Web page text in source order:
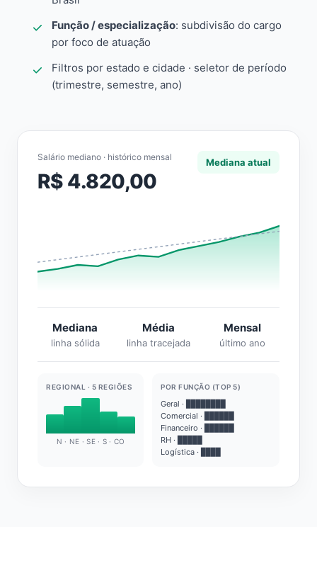
Função / especialização: subdivisão do cargo
por foco de atuação
Filtros por estado e cidade · seletor de período
(trimestre, semestre, ano)
Salário mediano · histórico mensal
R$ 4.820,00
Mediana atual
Mediana
linha sólida
Média
linha tracejada
Mensal
último ano
REGIONAL · 5 REGIÕES
N · NE · SE · S · CO
POR FUNÇÃO (TOP 5)
Geral · ████████
Comercial · ██████
Financeiro · ██████
RH · █████
Logística · ████